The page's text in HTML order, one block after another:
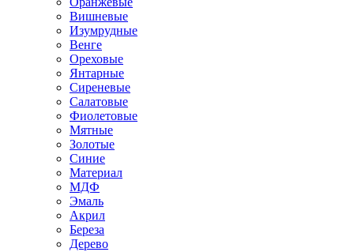
Вишневые
Изумрудные
Венге
Ореховые
Янтарные
Сиреневые
Салатовые
Фиолетовые
Мятные
Золотые
Синие
Материал
МДФ
Эмаль
Акрил
Береза
Дерево